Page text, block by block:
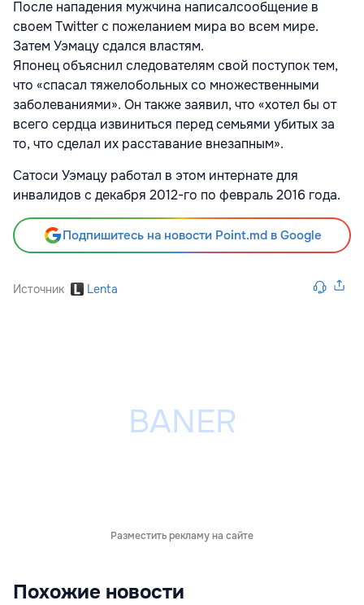
После нападения мужчина написалсообщение в
своем Twitter с пожеланием мира во всем мире.
Затем Уэмацу сдался властям.
Японец объяснил следователям свой поступок тем,
что «спасал тяжелобольных со множественными
заболеваниями». Он также заявил, что «хотел бы от
всего сердца извиниться перед семьями убитых за
то, что сделал их расставание внезапным».
Сатоси Уэмацу работал в этом интернате для
инвалидов с декабря 2012-го по февраль 2016 года.
Подпишитесь на новости Point.md в Google
Источник Lenta
Разместить рекламу на сайте
Похожие новости